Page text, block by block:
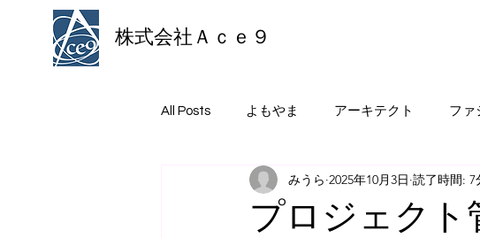
株式会社Ａｃｅ９
All Posts よもやま アーキテクト ファ
プロジェクト
みうら 2025年10月3日 読了時間: 7